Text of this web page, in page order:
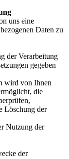
uns eine
Daten zu
der Verarbeitung
gegeben
wird von Ihnen
die
Löschung der
Nutzung der
der